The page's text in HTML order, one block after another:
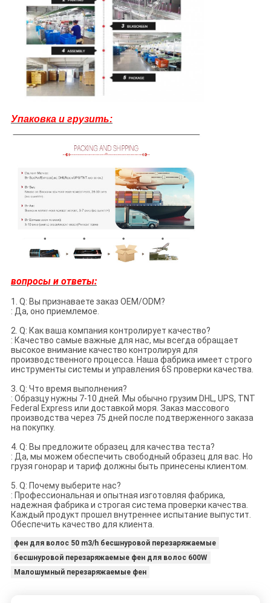
Упаковка и грузить:
вопросы и ответы:
1. Q: Вы признаваете заказ OEM/ODM?
: Да, оно приемлемое.
2. Q: Как ваша компания контролирует качество?
: Качество самые важные для нас, мы всегда обращает
высокое внимание качество контролируя для
производственного процесса. Наша фабрика имеет строго
инструменты системы и управления 6S проверки качества.
3. Q: Что время выполнения?
: Образцу нужны 7-10 дней. Мы обычно грузим DHL, UPS, TNT
Federal Express или доставкой моря. Заказ массового
производства через 75 дней после подтверженного заказа
на покупку.
4. Q: Вы предложите образец для качества теста?
: Да, мы можем обеспечить свободный образец для вас. Но
грузя гонорар и тариф должны быть принесены клиентом.
5. Q: Почему выберите нас?
: Профессиональная и опытная изготовляя фабрика,
надежная фабрика и строгая система проверки качества.
Каждый продукт прошел внутреннее испытание выпустит.
Обеспечить качество для клиента.
фен для волос 50 m3/h бесшнуровой перезаряжаемые
бесшнуровой перезаряжаемые фен для волос 600W
Малошумный перезаряжаемые фен